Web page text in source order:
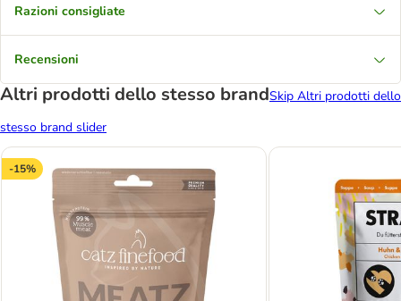
Razioni consigliate
Recensioni
Altri prodotti dello stesso brandSkip Altri prodotti dello
stesso brand slider
-15%